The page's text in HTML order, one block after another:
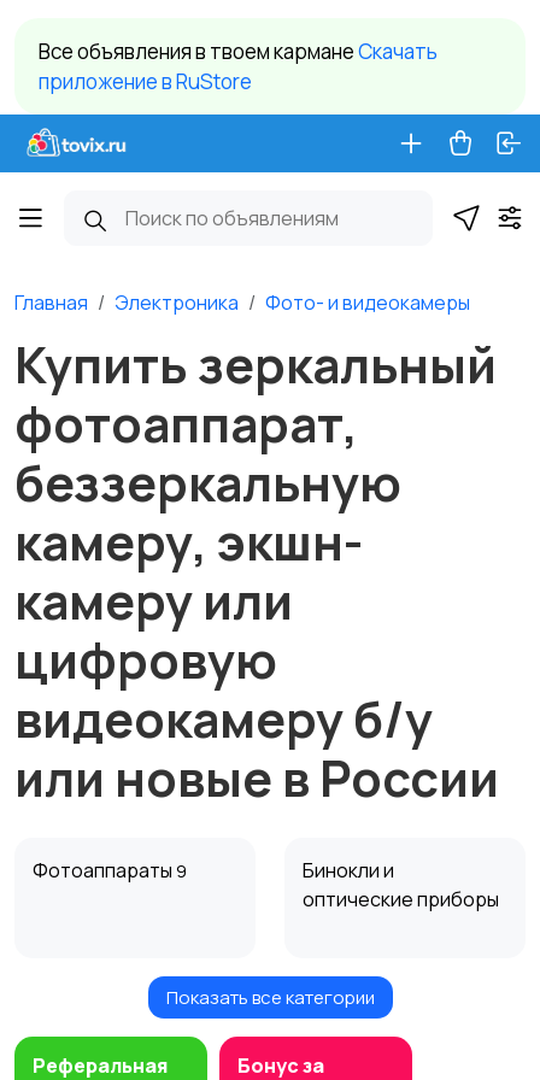
Все объявления в твоем карманеCкачать
приложение в RuStore
Главная Электроника Фото- и видеокамеры
Купить зеркальный
фотоаппарат,
беззеркальную
камеру, экшн-
камеру или
цифровую
видеокамеру б/у
или новые в России
Фотоаппараты 9
Бинокли и
оптические приборы
фотопринтеры
Цифровые
фоторамки
Показать все категории
Реферальная
Бонус за